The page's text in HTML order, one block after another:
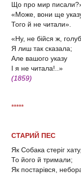
Що про мир
«Може, вони ще
Того й не читали».
«Ну, не бійся ж,
Я лиш так сказала;
Але вашого указу
І я не читала!..»
(1859)
*****
СТАРИЙ ПЕС
Як Собака стеріг
То його й тримали;
Як постарівся,